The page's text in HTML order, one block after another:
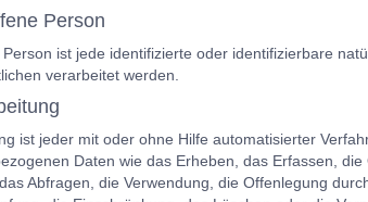
Person
ist jede identifizierte oder identifizierbare
verarbeitet werden.
ist jeder mit oder ohne Hilfe automatisierter
Daten wie das Erheben, das Erfassen,
Abfragen, die Verwendung, die Offenlegung